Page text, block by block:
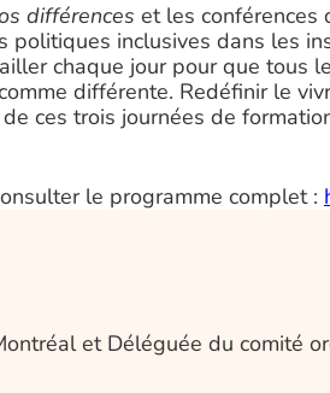
différences et les conférences
inclusives dans les
chaque jour pour que tous
différente. Redéfinir le
ces trois journées de
le programme complet :
et Déléguée du comité